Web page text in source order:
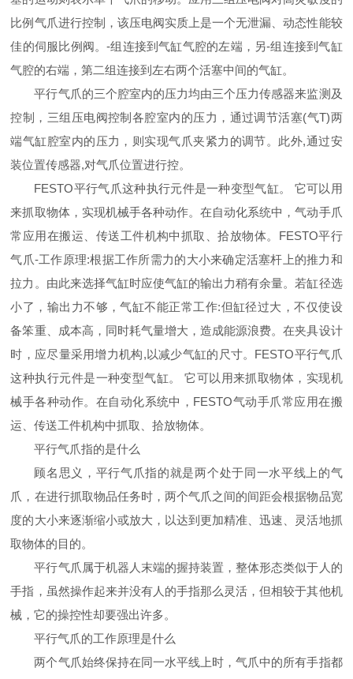
比例气爪进行控制，该压电阀实质上是一个无泄漏、动态性能较
佳的伺服比例阀。-组连接到气缸气腔的左端，另-组连接到气缸
气腔的右端，第二组连接到左右两个活塞中间的气缸。
平行气爪的三个腔室内的压力均由三个压力传感器来监测及
控制，三组压电阀控制各腔室内的压力，通过调节活塞(气T)两
端气缸腔室内的压力，则实现气爪夹紧力的调节。此外,通过安
装位置传感器,对气爪位置进行控。
FESTO平行气爪这种执行元件是一种变型气缸。 它可以用
来抓取物体，实现机械手各种动作。在自动化系统中，气动手爪
常应用在搬运、传送工件机构中抓取、拾放物体。FESTO平行
气爪-工作原理:根据工作所需力的大小来确定活塞杆上的推力和
拉力。由此来选择气缸时应使气缸的输出力稍有余量。若缸径选
小了，输出力不够，气缸不能正常工作:但缸径过大，不仅使设
备笨重、成本高，同时耗气量增大，造成能源浪费。在夹具设计
时，应尽量采用增力机构,以减少气缸的尺寸。FESTO平行气爪
这种执行元件是一种变型气缸。 它可以用来抓取物体，实现机
械手各种动作。在自动化系统中，FESTO气动手爪常应用在搬
运、传送工件机构中抓取、拾放物体。
平行气爪指的是什么
顾名思义，平行气爪指的就是两个处于同一水平线上的气
爪，在进行抓取物品任务时，两个气爪之间的间距会根据物品宽
度的大小来逐渐缩小或放大，以达到更加精准、迅速、灵活地抓
取物体的目的。
平行气爪属于机器人末端的握持装置，整体形态类似于人的
手指，虽然操作起来并没有人的手指那么灵活，但相较于其他机
械，它的操控性却要强出许多。
平行气爪的工作原理是什么
两个气爪始终保持在同一水平线上时，气爪中的所有手指都